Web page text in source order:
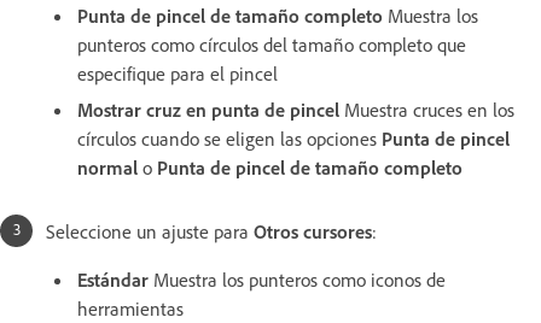
Punta de pincel de tamaño completo Muestra los
punteros como círculos del tamaño completo que
especifique para el pincel
Mostrar cruz en punta de pincel Muestra cruces en los
círculos cuando se eligen las opciones Punta de pincel
normal o Punta de pincel de tamaño completo
Seleccione un ajuste para Otros cursores:
Estándar Muestra los punteros como iconos de
herramientas